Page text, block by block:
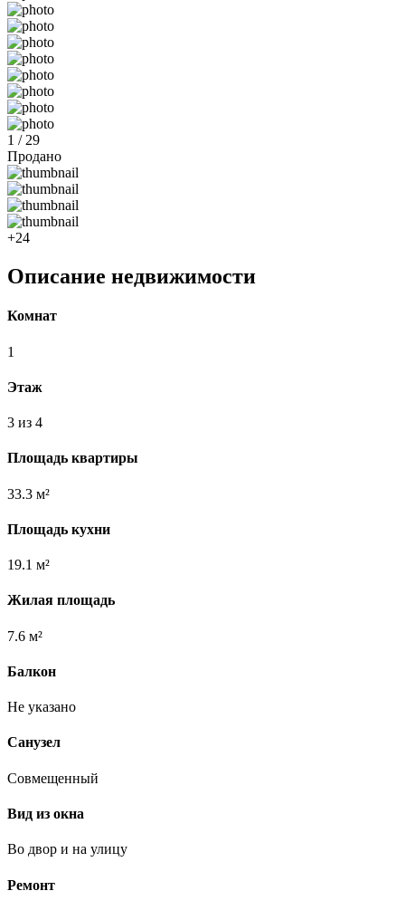
1 / 29
Продано
+24
Описание недвижимости
Комнат
1
Этаж
3 из 4
Площадь квартиры
33.3 м²
Площадь кухни
19.1 м²
Жилая площадь
7.6 м²
Балкон
Не указано
Санузел
Совмещенный
Вид из окна
Во двор и на улицу
Ремонт